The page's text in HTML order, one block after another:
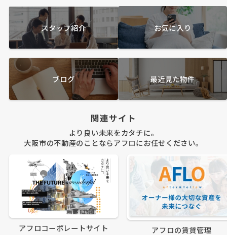
スタッフ紹介 お気に入り
ブログ 最近見た物件
関連サイト
より良い未来をカタチに。
大阪市の不動産のことならアフロにお任せください。
アフロコーポレートサイト アフロの賃貸管理